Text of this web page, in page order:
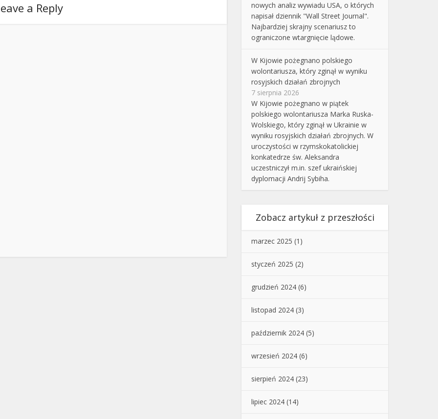
a Reply
nowych analiz wywiadu USA, o których
napisał dziennik "Wall Street Journal".
Najbardziej skrajny scenariusz to
ograniczone wtargnięcie lądowe.
W Kijowie pożegnano polskiego
wolontariusza, który zginął w wyniku
rosyjskich działań zbrojnych
7 sierpnia 2026
W Kijowie pożegnano w piątek
polskiego wolontariusza Marka Ruska-
Wolskiego, który zginął w Ukrainie w
wyniku rosyjskich działań zbrojnych. W
uroczystości w rzymskokatolickiej
konkatedrze św. Aleksandra
uczestniczył m.in. szef ukraińskiej
dyplomacji Andrij Sybiha.
Zobacz artykuł z przeszłości
marzec 2025 (1)
styczeń 2025 (2)
grudzień 2024 (6)
listopad 2024 (3)
październik 2024 (5)
wrzesień 2024 (6)
sierpień 2024 (23)
lipiec 2024 (14)